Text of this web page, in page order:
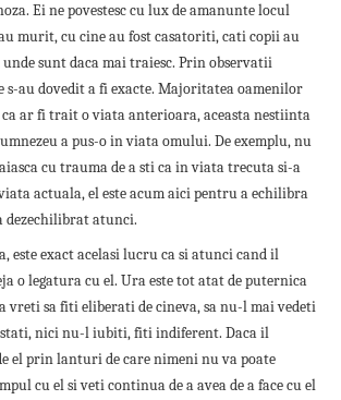
Ei ne povestesc cu lux de amanunte locul
murit, cu cine au fost casatoriti, cati copii au
sunt daca mai traiesc. Prin observatii
au dovedit a fi exacte. Majoritatea oamenilor
ar fi trait o viata anterioara, aceasta nestiinta
a pus-o in viata omului. De exemplu, nu
cu trauma de a sti ca in viata trecuta si-a
actuala, el este acum aici pentru a echilibra
dezechilibrat atunci.
este exact acelasi lucru ca si atunci cand il
o legatura cu el. Ura este tot atat de puternica
vreti sa fiti eliberati de cineva, sa nu-l mai vedeti
nici nu-l iubiti, fiti indiferent. Daca il
el prin lanturi de care nimeni nu va poate
cu el si veti continua de a avea de a face cu el